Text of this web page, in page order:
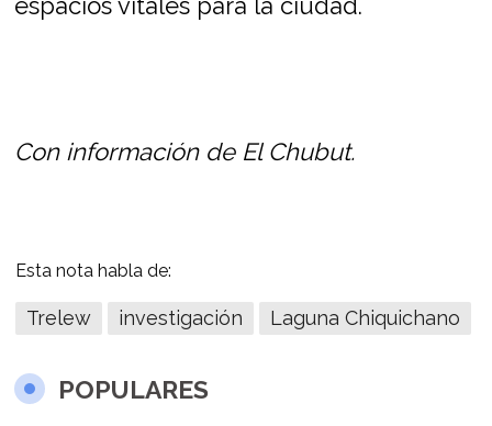
Con información de El Chubut.
Esta nota habla de:
Trelew investigación Laguna Chiquichano
POPULARES